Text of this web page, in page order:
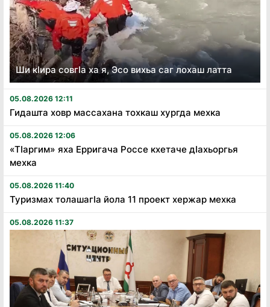
Ши кӏира совгӏа ха я, Эсо вихьа саг лохаш латта
05.08.2026 12:11
Гидашта ховр массахана тохкаш хургда мехка
05.08.2026 12:06
«Тӏаргим» яха Ерригача Россе кхетаче дӏахьоргья
мехка
05.08.2026 11:40
Туризмах толашагӏа йола 11 проект хержар мехка
05.08.2026 11:37